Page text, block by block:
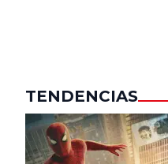
TENDENCIAS